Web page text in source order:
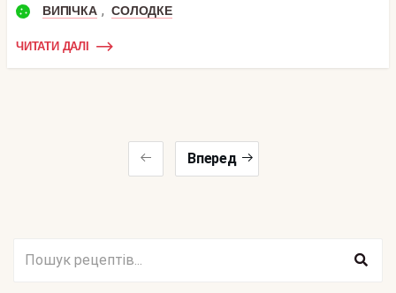
ВИПІЧКА , СОЛОДКЕ
ЧИТАТИ ДАЛІ
Вперед